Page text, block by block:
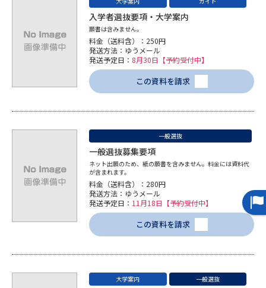
入学者選抜要項・大学案内
願書は含みません。
料金（送料含）：250円
発送方法：ゆうメール
発送予定日： 8月30日【予約受付中】
この資料を請求
一般選抜
一般選抜募集要項
ネット出願のため、紙の願書を含みません。料金には資料代
が含まれます。
料金（送料含）：280円
発送方法：ゆうメール
発送予定日： 11月18日【予約受付中】
この資料を請求
大学案内 一般選抜